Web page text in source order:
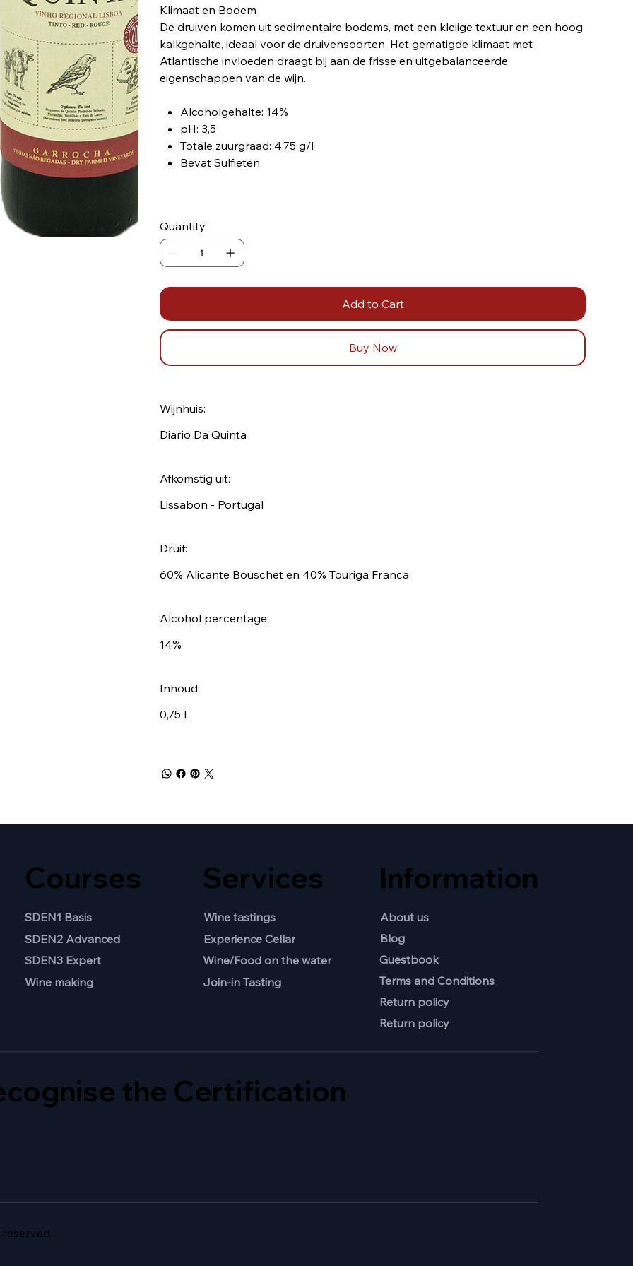
Klimaat en Bodem
De druiven komen uit sedimentaire bodems, met een kleiige textuur en een hoog
kalkgehalte, ideaal voor de druivensoorten. Het gematigde klimaat met
Atlantische invloeden draagt bij aan de frisse en uitgebalanceerde
eigenschappen van de wijn.
Alcoholgehalte: 14%
pH: 3,5
Totale zuurgraad: 4,75 g/l
Bevat Sulfieten
Quantity
Add to Cart
Buy Now
Wijnhuis:
Diario Da Quinta
Afkomstig uit:
Lissabon - Portugal
Druif:
60% Alicante Bouschet en 40% Touriga Franca
Alcohol percentage:
14%
Inhoud:
0,75 L
Courses
SDEN1 Basis
SDEN2 Advanced
SDEN3 Expert
Wine making
Services
Wine tastings
Experience Cellar
Wine/Food on the water
Join-in Tasting
Information
About us
Blog
Guestbook
Terms and Conditions
Return policy
Return policy
the Certification